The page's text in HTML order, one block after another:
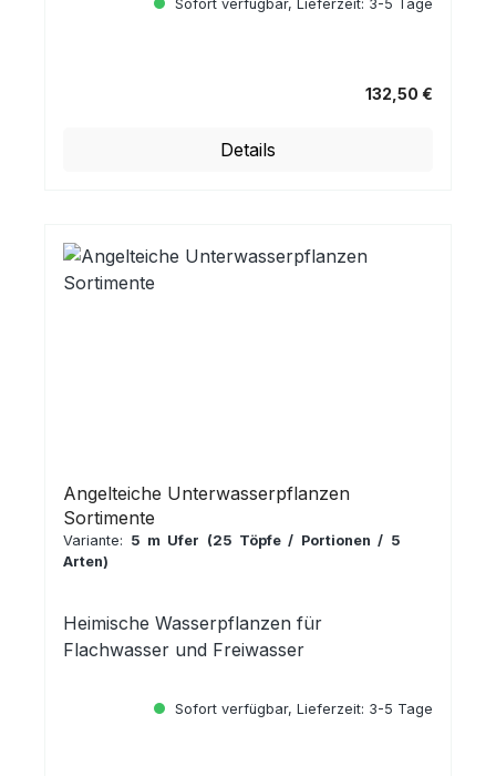
Sofort verfügbar, Lieferzeit: 3-5 Tage
132,50 €
Details
Angelteiche Unterwasserpflanzen
Sortimente
Variante: 5 m Ufer (25 Töpfe / Portionen / 5
Arten)
Heimische Wasserpflanzen für
Flachwasser und Freiwasser
Sofort verfügbar, Lieferzeit: 3-5 Tage